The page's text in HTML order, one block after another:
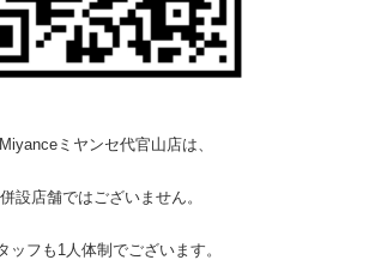
ミヤンセ代官山店は、
併設店舗ではございません。
ッフも1人体制でございます。